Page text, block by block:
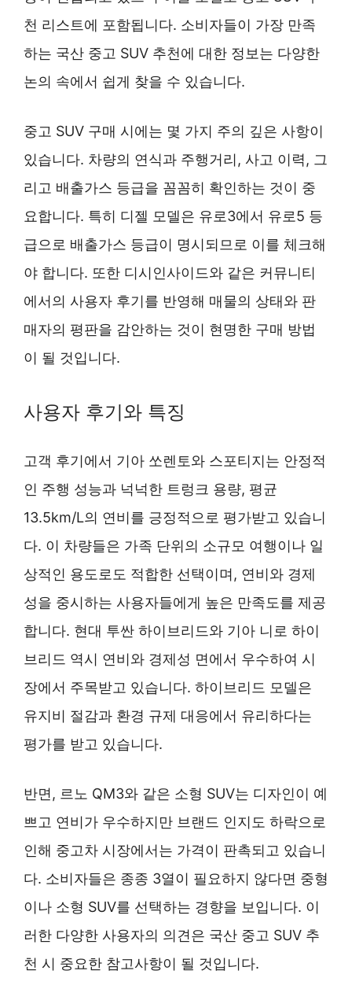
천 리스트에 포함됩니다. 소비자들이 가장 만족
하는 국산 중고 SUV 추천에 대한 정보는 다양한
논의 속에서 쉽게 찾을 수 있습니다.
중고 SUV 구매 시에는 몇 가지 주의 깊은 사항이
있습니다. 차량의 연식과 주행거리, 사고 이력, 그
리고 배출가스 등급을 꼼꼼히 확인하는 것이 중
요합니다. 특히 디젤 모델은 유로3에서 유로5 등
급으로 배출가스 등급이 명시되므로 이를 체크해
야 합니다. 또한 디시인사이드와 같은 커뮤니티
에서의 사용자 후기를 반영해 매물의 상태와 판
매자의 평판을 감안하는 것이 현명한 구매 방법
이 될 것입니다.
사용자 후기와 특징
고객 후기에서 기아 쏘렌토와 스포티지는 안정적
인 주행 성능과 넉넉한 트렁크 용량, 평균
13.5km/L의 연비를 긍정적으로 평가받고 있습니
다. 이 차량들은 가족 단위의 소규모 여행이나 일
상적인 용도로도 적합한 선택이며, 연비와 경제
성을 중시하는 사용자들에게 높은 만족도를 제공
합니다. 현대 투싼 하이브리드와 기아 니로 하이
브리드 역시 연비와 경제성 면에서 우수하여 시
장에서 주목받고 있습니다. 하이브리드 모델은
유지비 절감과 환경 규제 대응에서 유리하다는
평가를 받고 있습니다.
반면, 르노 QM3와 같은 소형 SUV는 디자인이 예
쁘고 연비가 우수하지만 브랜드 인지도 하락으로
인해 중고차 시장에서는 가격이 판촉되고 있습니
다. 소비자들은 종종 3열이 필요하지 않다면 중형
이나 소형 SUV를 선택하는 경향을 보입니다. 이
러한 다양한 사용자의 의견은 국산 중고 SUV 추
천 시 중요한 참고사항이 될 것입니다.